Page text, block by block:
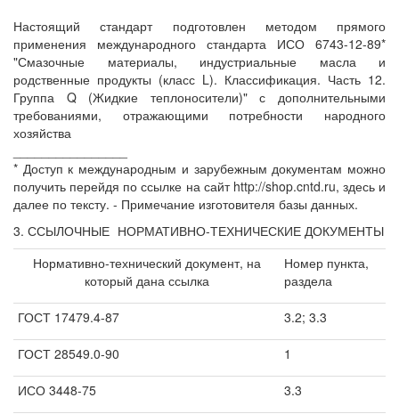
Настоящий стандарт подготовлен методом прямого
применения международного стандарта ИСО 6743-12-89*
"Смазочные материалы, индустриальные масла и
родственные продукты (класс L). Классификация. Часть 12.
Группа Q (Жидкие теплоносители)" с дополнительными
требованиями, отражающими потребности народного
хозяйства
* Доступ к международным и зарубежным документам можно
получить перейдя по ссылке на сайт http://shop.cntd.ru, здесь и
далее по тексту. - Примечание изготовителя базы данных.
3. ССЫЛОЧНЫЕ НОРМАТИВНО-ТЕХНИЧЕСКИЕ ДОКУМЕНТЫ
Нормативно-технический документ, на
который дана ссылка
Номер пункта,
раздела
ГОСТ 17479.4-87 3.2; 3.3
ГОСТ 28549.0-90 1
ИСО 3448-75 3.3